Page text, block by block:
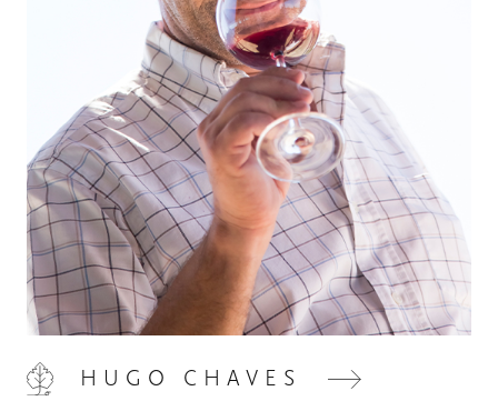
HUGO CHAVES